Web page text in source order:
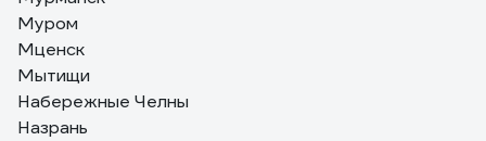
Муром
Мценск
Мытищи
Набережные Челны
Назрань